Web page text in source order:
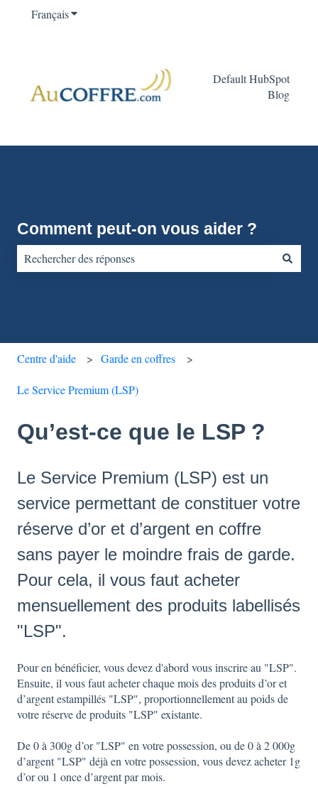
FrançaisAfficher le sous-menu pour les traductions
Default HubSpot
Blog
Comment peut-on vous aider ?
Centre d'aide Garde en coffres
Le Service Premium (LSP)
Qu’est-ce que le LSP ?
Le Service Premium (LSP) est un
service permettant de constituer votre
réserve d’or et d’argent en coffre
sans payer le moindre frais de garde.
Pour cela, il vous faut acheter
mensuellement des produits labellisés
"LSP".
Pour en bénéficier, vous devez d'abord vous inscrire au "LSP".
Ensuite, il vous faut acheter chaque mois des produits d’or et
d’argent estampillés "LSP", proportionnellement au poids de
votre réserve de produits "LSP" existante.
De 0 à 300g d’or "LSP" en votre possession, ou de 0 à 2 000g
d’argent "LSP" déjà en votre possession, vous devez acheter 1g
d’or ou 1 once d’argent par mois.